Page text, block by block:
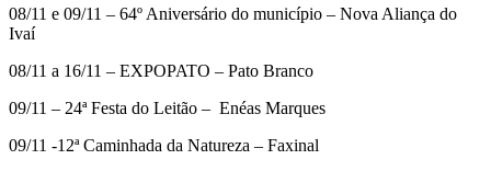
08/11 e 09/11 – 64º Aniversário do município – Nova Aliança do
Ivaí
08/11 a 16/11 – EXPOPATO – Pato Branco
09/11 – 24ª Festa do Leitão – Enéas Marques
09/11 -12ª Caminhada da Natureza – Faxinal